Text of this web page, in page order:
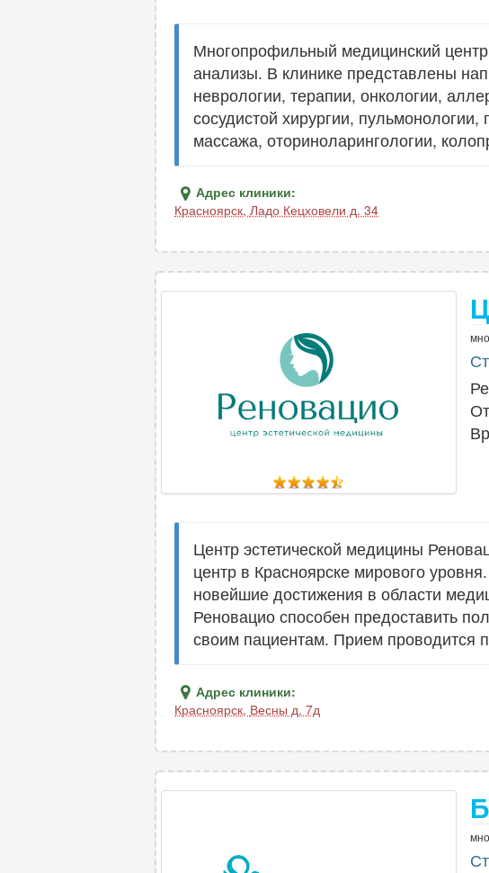
Гинекология 28
Гирудотерапия 2
Гнатология 5
Дерматовенерология
Дерматология 21
Диабетология 2
Инфекционные болезни 4
Н
Неврология
О
Онкология-
Многопрофильный медицинский
анализы. В клинике представлены
неврологии, терапии, онкологии,
сосудистой хирургии,
массажа, оториноларингологии,
Адрес клиники:
Красноярск, Ладо Кецховели д. 34
Ц
Центр эстетической медицины
центр в Красноярске мирового
новейшие достижения в области
Реновацио способен предоставить
своим пациентам. Прием проводится
Адрес клиники:
Красноярск, Весны д. 7д
Б